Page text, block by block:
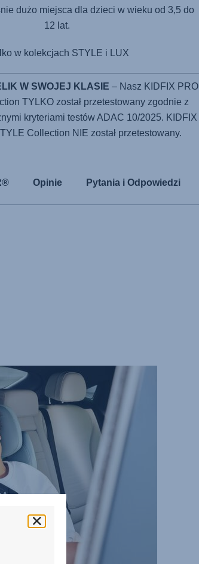
dużo miejsca dla dzieci w wieku od 3,5 do
12 lat.
w kolekcjach STYLE i LUX
W SWOJEJ KLASIE – Nasz KIDFIX PRO
TYLKO został przetestowany zgodnie z
kryteriami testów ADAC 10/2025. KIDFIX
Collection NIE został przetestowany.
Opinie Pytania i Odpowiedzi